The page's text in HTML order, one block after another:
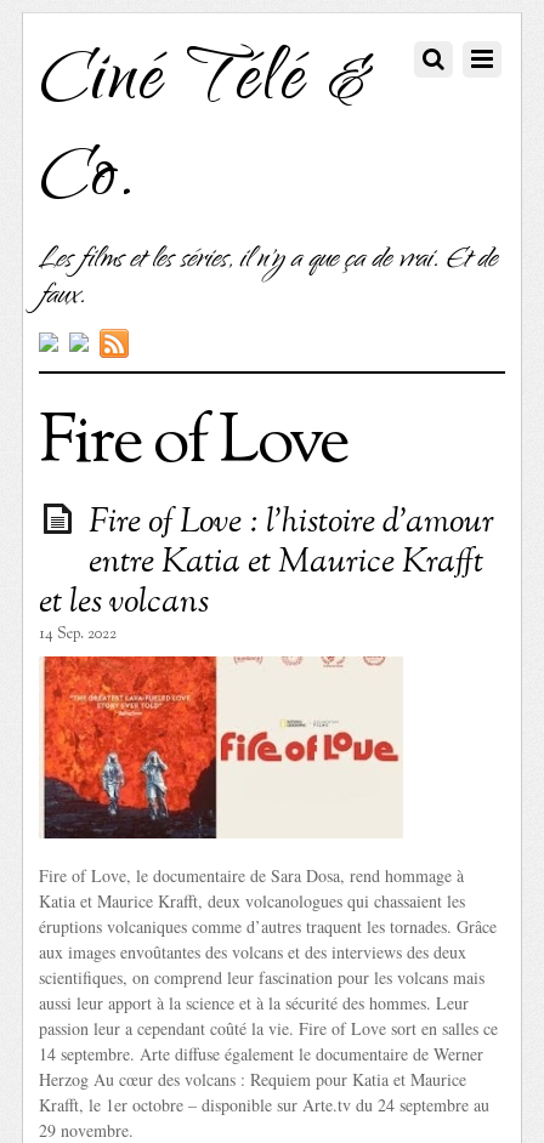
Ciné Télé &
Co.
Les films et les séries, il n'y a que ça de vrai. Et de
faux.
Fire of Love
Fire of Love : l’histoire d’amour
entre Katia et Maurice Krafft
et les volcans
14 Sep. 2022
Fire of Love, le documentaire de Sara Dosa, rend hommage à
Katia et Maurice Krafft, deux volcanologues qui chassaient les
éruptions volcaniques comme d’autres traquent les tornades. Grâce
aux images envoûtantes des volcans et des interviews des deux
scientifiques, on comprend leur fascination pour les volcans mais
aussi leur apport à la science et à la sécurité des hommes. Leur
passion leur a cependant coûté la vie. Fire of Love sort en salles ce
14 septembre. Arte diffuse également le documentaire de Werner
Herzog Au cœur des volcans : Requiem pour Katia et Maurice
Krafft, le 1er octobre – disponible sur Arte.tv du 24 septembre au
29 novembre.